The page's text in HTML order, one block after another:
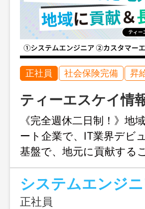
正社員 社会保険完備 昇
ティーエスケイ情
《完全週休二日制！》地
ート企業で、IT業界デビ
基盤で、地元に貢献する
システムエンジニ
正社員